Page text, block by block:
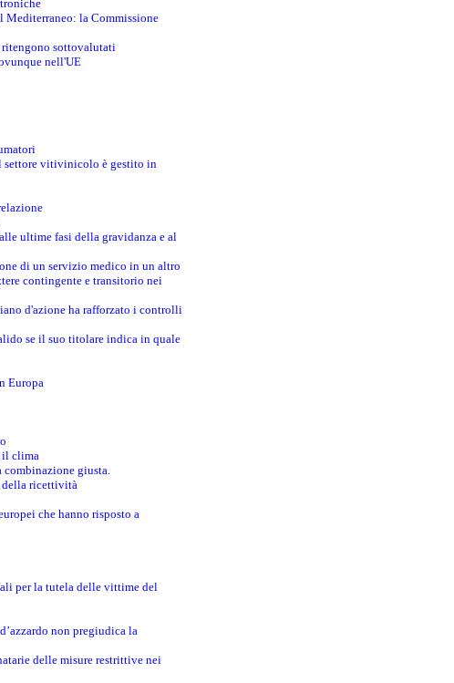
Mediterraneo: la Commissione
ritengono sottovalutati
nell'UE
settore vitivinicolo è gestito in
ultime fasi della gravidanza e al
di un servizio medico in un altro
contingente e transitorio nei
d'azione ha rafforzato i controlli
se il suo titolare indica in quale
Europa
il clima
combinazione giusta.
della ricettività
che hanno risposto a
per la tutela delle vittime del
non pregiudica la
delle misure restrittive nei